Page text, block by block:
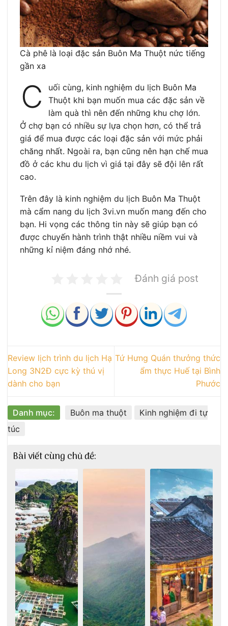
Cà phê là loại đặc sản Buôn Ma Thuột nức tiếng
gần xa
C
uối cùng, kinh nghiệm du lịch Buôn Ma
Thuột khi bạn muốn mua các đặc sản về
làm quà thì nên đến những khu chợ lớn.
Ở chợ bạn có nhiều sự lựa chọn hơn, có thể trả
giá để mua được các loại đặc sản với mức phải
chăng nhất. Ngoài ra, bạn cũng nên hạn chế mua
đồ ở các khu du lịch vì giá tại đây sẽ đội lên rất
cao.
Trên đây là kinh nghiệm du lịch Buôn Ma Thuột
mà cẩm nang du lịch 3vi.vn muốn mang đến cho
bạn. Hi vọng các thông tin này sẽ giúp bạn có
được chuyến hành trình thật nhiều niềm vui và
những kỉ niệm đáng nhớ nhé.
Đánh giá post
Review lịch trình du lịch Hạ
Long 3N2Đ cực kỳ thú vị
dành cho bạn
Tứ Hưng Quán thưởng thức
ẩm thực Huế tại Bình
Phước
Danh mục: Buôn ma thuột
Kinh nghiệm đi tự
túc
Bài viết cùng chủ đề: